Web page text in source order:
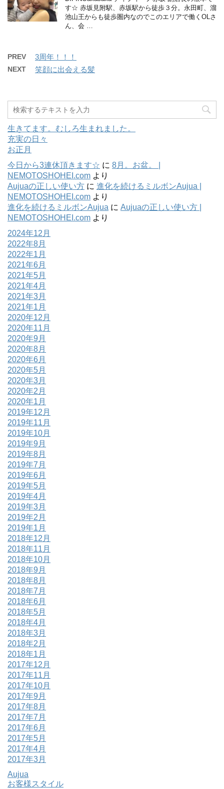
す☆ 赤坂見附駅、赤坂駅から徒歩３分。永田町、溜
池山王からも徒歩圏内なのでこのエリアで働くOLさ
ん、会 …
PREV 3周年！！！
NEXT 笑顔に出会える髪
生きてます。むしろ生まれました。
充実の日々
お正月
今日から3連休頂きます☆ に 8月。お盆。 |
NEMOTOSHOHEI.com より
Aujuaの正しい使い方 に 進化を続けるミルボンAujua |
NEMOTOSHOHEI.com より
進化を続けるミルボンAujua に Aujuaの正しい使い方 |
NEMOTOSHOHEI.com より
2024年12月
2022年8月
2022年1月
2021年6月
2021年5月
2021年4月
2021年3月
2021年1月
2020年12月
2020年11月
2020年9月
2020年8月
2020年6月
2020年5月
2020年3月
2020年2月
2020年1月
2019年12月
2019年11月
2019年10月
2019年9月
2019年8月
2019年7月
2019年6月
2019年5月
2019年4月
2019年3月
2019年2月
2019年1月
2018年12月
2018年11月
2018年10月
2018年9月
2018年8月
2018年7月
2018年6月
2018年5月
2018年4月
2018年3月
2018年2月
2018年1月
2017年12月
2017年11月
2017年10月
2017年9月
2017年8月
2017年7月
2017年6月
2017年5月
2017年4月
2017年3月
Aujua
お客様スタイル